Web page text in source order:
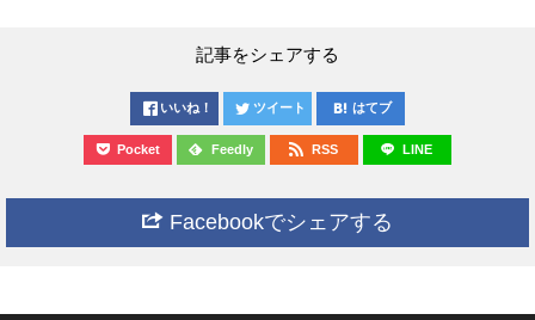
記事をシェアする
いいね！ ツイート はてブ
Pocket Feedly RSS LINE
Facebookでシェアする